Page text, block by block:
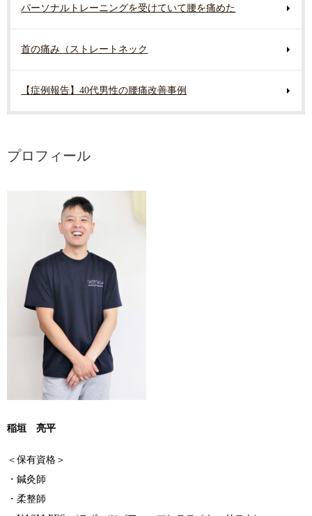
パーソナルトレーニングを受けていて腰を痛めた
首の痛み（ストレートネック
【症例報告】40代男性の腰痛改善事例
プロフィール
稲垣 亮平
＜保有資格＞
・鍼灸師
・柔整師